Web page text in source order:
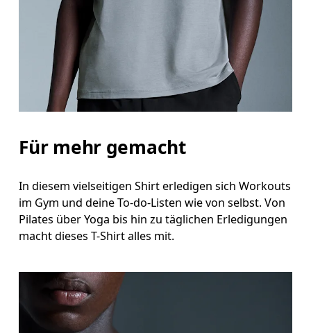
Miss den Umfang deiner natürlichen Taille.
Hüfte
Miss um die breiteste Stelle deiner Hüfte herum.
Für mehr gemacht
In diesem vielseitigen Shirt erledigen sich Workouts
im Gym und deine To-do-Listen wie von selbst. Von
Pilates über Yoga bis hin zu täglichen Erledigungen
macht dieses T-Shirt alles mit.